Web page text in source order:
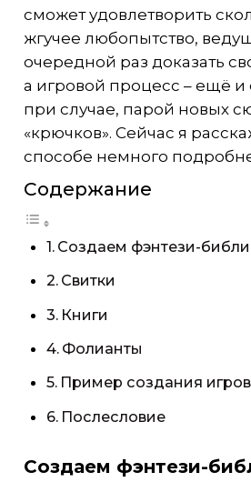
сможет удовлетворить
жгучее любопытство,
очередной раз доказать
а игровой процесс – ещё и
при случае, парой новых
«крючков». Сейчас я
способе немного
Содержание
Создаем фэнтези-
Свитки
Книги
Фолианты
Пример создания
Послесловие
Создаем фэнтези-